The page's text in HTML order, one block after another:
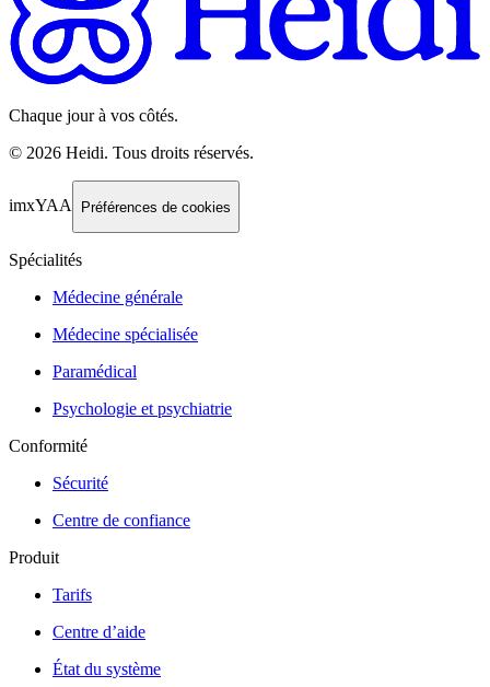
Chaque jour à vos côtés.
© 2026 Heidi. Tous droits réservés.
imxYAA Préférences de cookies
Spécialités
Médecine générale
Médecine spécialisée
Paramédical
Psychologie et psychiatrie
Conformité
Sécurité
Centre de confiance
Produit
Tarifs
Centre d’aide
État du système